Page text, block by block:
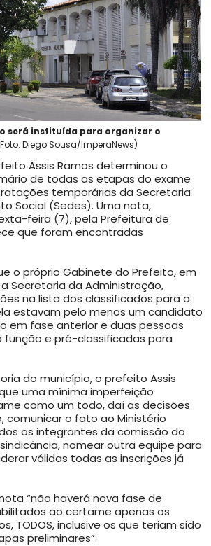
será instituída para organizar o
Diego Sousa/ImperaNews)
Assis Ramos determinou o
de todas as etapas do exame
temporárias da Secretaria
Social (Sedes). Uma nota,
feira (7), pela Prefeitura de
que foram encontradas
o próprio Gabinete do Prefeito, em
Secretaria da Administração,
na lista dos classificados para a
estavam pelo menos um candidato
em fase anterior e duas pessoas
função e pré-classificadas para
do município, o prefeito Assis
uma mínima imperfeição
como um todo, daí as decisões
comunicar o fato ao Ministério
os integrantes da comissão do
nomear outra equipe para
válidas todas as inscrições já
“não haverá nova fase de
ao certame apenas os
TODOS, inclusive os que teriam sido
preliminares”.